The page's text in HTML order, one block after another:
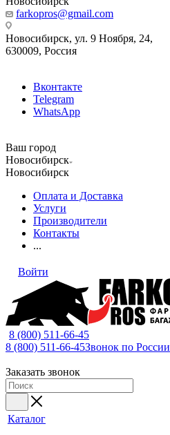
farkopros@gmail.com
Новосибирск, ул. 9 Ноября, 24,
630009, Россия
Вконтакте
Telegram
WhatsApp
Ваш город
Новосибирск
Новосибирск
Оплата и Доставка
Услуги
Производители
Контакты
...
Войти
8 (800) 511-66-45
8 (800) 511-66-45Звонок по России
Заказать звонок
Каталог